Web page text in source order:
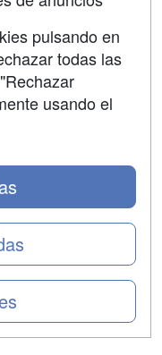
pulsando en
todas las
usando el